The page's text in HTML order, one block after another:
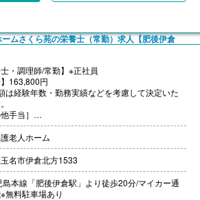
ムさくら苑の栄養士（常勤）求人【肥後伊倉
士・調理師/常勤】※正社員
】163,800円
は経験年数・勤務実績などを考慮して決定いた
手当］
手当 500円/回
当
年2回（計3.80ヶ月分）※前年度実績
当】あり（上限9,000円/月）
あり
金】あり
老人ホーム
名市伊倉北方1533
島本線「肥後伊倉駅」より徒歩20分/マイカー通
無料駐車場あり